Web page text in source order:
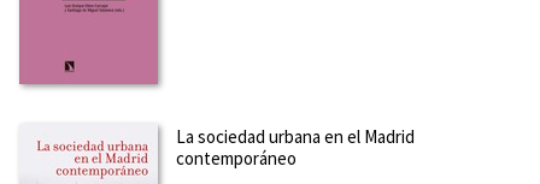
La sociedad urbana en el Madrid
contemporáneo